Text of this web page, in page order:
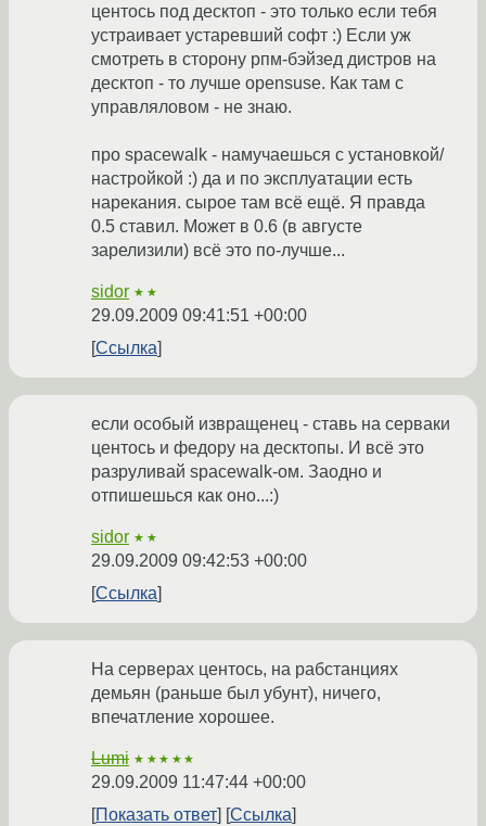
центось под десктоп - это только если тебя
устраивает устаревший софт :) Если уж
смотреть в сторону рпм-бэйзед дистров на
десктоп - то лучше opensuse. Как там с
управляловом - не знаю.
про spacewalk - намучаешься с установкой/
настройкой :) да и по эксплуатации есть
нарекания. сырое там всё ещё. Я правда
0.5 ставил. Может в 0.6 (в августе
зарелизили) всё это по-лучше...
sidor ★★
29.09.2009 09:41:51 +00:00
Ссылка
если особый извращенец - ставь на серваки
центось и федору на десктопы. И всё это
разруливай spacewalk-ом. Заодно и
отпишешься как оно...:)
sidor ★★
29.09.2009 09:42:53 +00:00
Ссылка
На серверах центось, на рабстанциях
демьян (раньше был убунт), ничего,
впечатление хорошее.
Lumi ★★★★★
29.09.2009 11:47:44 +00:00
Показать ответ
Ссылка